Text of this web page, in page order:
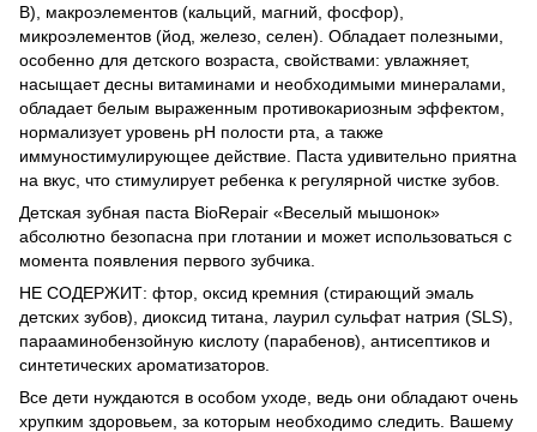
В), макроэлементов (кальций, магний, фосфор),
микроэлементов (йод, железо, селен). Обладает полезными,
особенно для детского возраста, свойствами: увлажняет,
насыщает десны витаминами и необходимыми минералами,
обладает белым выраженным противокариозным эффектом,
нормализует уровень рН полости рта, а также
иммуностимулирующее действие. Паста удивительно приятна
на вкус, что стимулирует ребенка к регулярной чистке зубов.
Детская зубная паста BioRepair «Веселый мышонок»
абсолютно безопасна при глотании и может использоваться с
момента появления первого зубчика.
НЕ СОДЕРЖИТ: фтор, оксид кремния (стирающий эмаль
детских зубов), диоксид титана, лаурил сульфат натрия (SLS),
парааминобензойную кислоту (парабенов), антисептиков и
синтетических ароматизаторов.
Все дети нуждаются в особом уходе, ведь они обладают очень
хрупким здоровьем, за которым необходимо следить. Вашему